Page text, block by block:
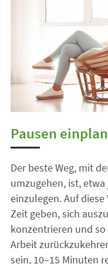
Pausen
Der beste Weg, mit
umzugehen, ist,
einzulegen. Auf
Zeit geben, sich
konzentrieren und
Arbeit
sein, 10–15 Minuten